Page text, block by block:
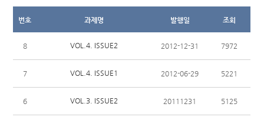
번호 과제명 발행일 조회
8 VOL.4. ISSUE2 2012-12-31 7972
7 VOL.4. ISSUE1 2012-06-29 5221
6 VOL.3. ISSUE2 20111231 5125